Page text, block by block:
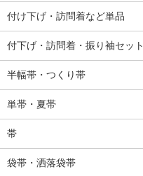
付け下げ・訪問着など単品
付下げ・訪問着・振り袖セット
半幅帯・つくり帯
単帯・夏帯
帯
袋帯・洒落袋帯